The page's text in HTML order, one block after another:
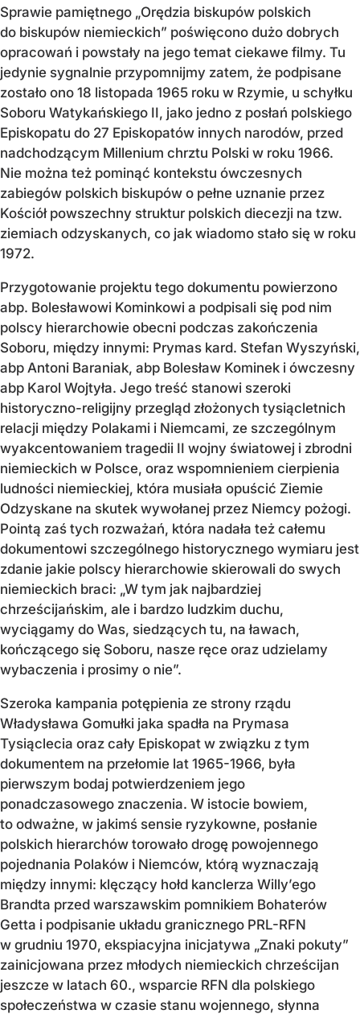
Sprawie pamiętnego „Orędzia biskupów polskich
do biskupów niemieckich” poświęcono dużo dobrych
opracowań i powstały na jego temat ciekawe filmy. Tu
jedynie sygnalnie przypomnijmy zatem, że podpisane
zostało ono 18 listopada 1965 roku w Rzymie, u schyłku
Soboru Watykańskiego II, jako jedno z posłań polskiego
Episkopatu do 27 Episkopatów innych narodów, przed
nadchodzącym Millenium chrztu Polski w roku 1966.
Nie można też pominąć kontekstu ówczesnych
zabiegów polskich biskupów o pełne uznanie przez
Kościół powszechny struktur polskich diecezji na tzw.
ziemiach odzyskanych, co jak wiadomo stało się w roku
1972.
Przygotowanie projektu tego dokumentu powierzono
abp. Bolesławowi Kominkowi a podpisali się pod nim
polscy hierarchowie obecni podczas zakończenia
Soboru, między innymi: Prymas kard. Stefan Wyszyński,
abp Antoni Baraniak, abp Bolesław Kominek i ówczesny
abp Karol Wojtyła. Jego treść stanowi szeroki
historyczno-religijny przegląd złożonych tysiącletnich
relacji między Polakami i Niemcami, ze szczególnym
wyakcentowaniem tragedii II wojny światowej i zbrodni
niemieckich w Polsce, oraz wspomnieniem cierpienia
ludności niemieckiej, która musiała opuścić Ziemie
Odzyskane na skutek wywołanej przez Niemcy pożogi.
Pointą zaś tych rozważań, która nadała też całemu
dokumentowi szczególnego historycznego wymiaru jest
zdanie jakie polscy hierarchowie skierowali do swych
niemieckich braci: „W tym jak najbardziej
chrześcijańskim, ale i bardzo ludzkim duchu,
wyciągamy do Was, siedzących tu, na ławach,
kończącego się Soboru, nasze ręce oraz udzielamy
wybaczenia i prosimy o nie”.
Szeroka kampania potępienia ze strony rządu
Władysława Gomułki jaka spadła na Prymasa
Tysiąclecia oraz cały Episkopat w związku z tym
dokumentem na przełomie lat 1965-1966, była
pierwszym bodaj potwierdzeniem jego
ponadczasowego znaczenia. W istocie bowiem,
to odważne, w jakimś sensie ryzykowne, posłanie
polskich hierarchów torowało drogę powojennego
pojednania Polaków i Niemców, którą wyznaczają
między innymi: klęczący hołd kanclerza Willy’ego
Brandta przed warszawskim pomnikiem Bohaterów
Getta i podpisanie układu granicznego PRL-RFN
w grudniu 1970, ekspiacyjna inicjatywa „Znaki pokuty”
zainicjowana przez młodych niemieckich chrześcijan
jeszcze w latach 60., wsparcie RFN dla polskiego
społeczeństwa w czasie stanu wojennego, słynna